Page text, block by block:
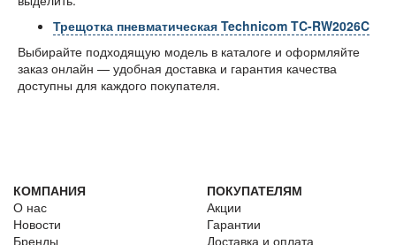
Трещотка пневматическая Technicom TC-RW2026C
Выбирайте подходящую модель в каталоге и оформляйте
заказ онлайн — удобная доставка и гарантия качества
доступны для каждого покупателя.
КОМПАНИЯ
О нас
Новости
Бренды
ПОКУПАТЕЛЯМ
Акции
Гарантии
Доставка и оплата